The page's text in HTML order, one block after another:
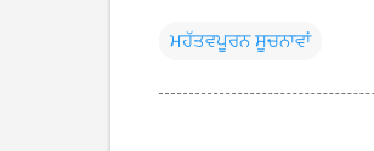
ਮਹੱਤਵਪੂਰਨ ਸੂਚਨਾਵਾਂ